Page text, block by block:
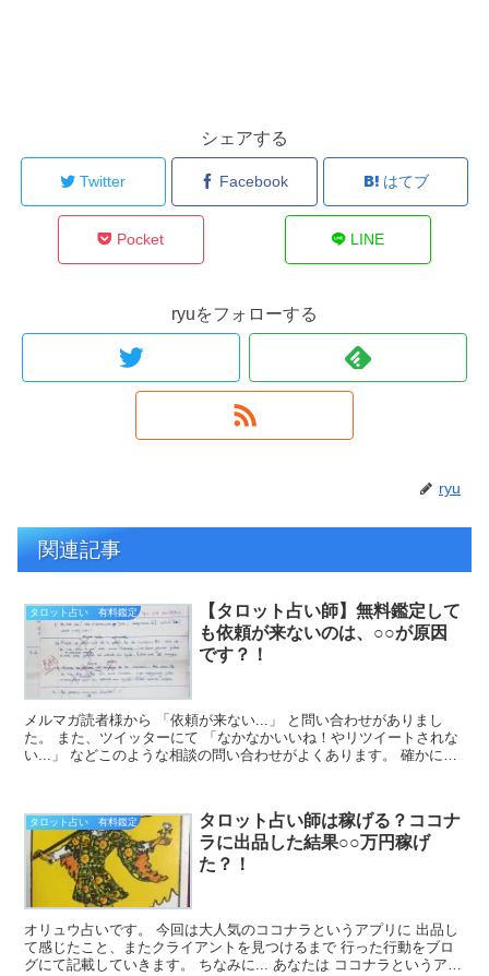
シェアする
Twitter Facebook はてブ
Pocket LINE
ryuをフォローする
ryu
関連記事
タロット占い 有料鑑定
【タロット占い師】無料鑑定して
も依頼が来ないのは、○○が原因
です？！
メルマガ読者様から 「依頼が来ない...」 と問い合わせがありまし
た。 また、ツイッターにて 「なかなかいいね！やリツイートされな
い...」 などこのような相談の問い合わせがよくあります。 確かに、
タロット占い 有料鑑定
タロット占い師は稼げる？ココナ
ラに出品した結果○○万円稼げ
た？！
オリュウ占いです。 今回は大人気のココナラというアプリに 出品し
て感じたこと、またクライアントを見つけるまで 行った行動をブロ
グにて記載していきます。 ちなみに... あなたは ココナラというアプ